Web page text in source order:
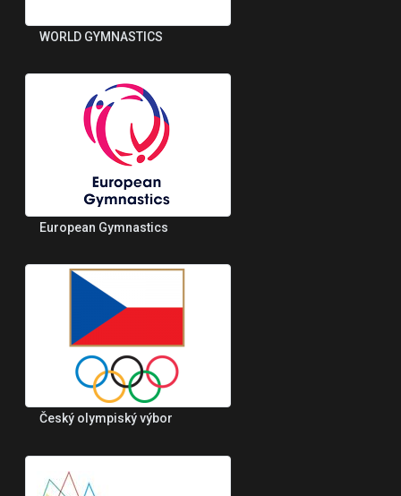
WORLD GYMNASTICS
European Gymnastics
Český olympiský výbor